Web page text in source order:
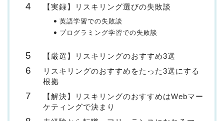
【実録】リスキリング選びの失敗談
英語学習での失敗談
プログラミング学習での失敗談
【厳選】リスキリングのおすすめ3選
リスキリングのおすすめをたった3選にする
根拠
【解決】リスキリングのおすすめはWebマー
ケティングで決まり